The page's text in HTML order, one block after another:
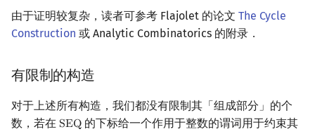
由于证明较复杂，读者可参考 Flajolet 的论文 The Cycle
Construction 或 Analytic Combinatorics 的附录．
有限制的构造
对于上述所有构造，我们都没有限制其「组成部分」的个
数，若在 SEQ
SEQ 的下标给一个作用于整数的谓词用于约束其